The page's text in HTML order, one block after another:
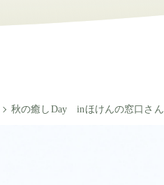
秋の癒しDay inほけんの窓口さん